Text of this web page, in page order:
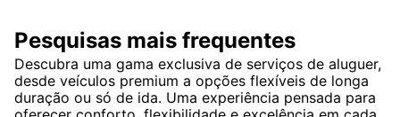
Pesquisas mais frequentes
Descubra uma gama exclusiva de serviços de aluguer,
desde veículos premium a opções flexíveis de longa
duração ou só de ida. Uma experiência pensada para